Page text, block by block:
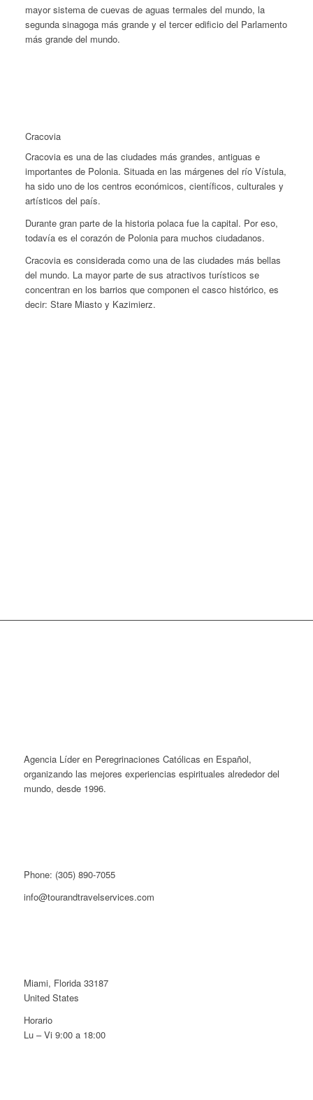
mayor sistema de cuevas de aguas termales del mundo, la
segunda sinagoga más grande y el tercer edificio del Parlamento
más grande del mundo. ​
Cracovia
Cracovia es una de las ciudades más grandes, antiguas e
importantes de Polonia. Situada en las márgenes del río Vístula,
ha sido uno de los centros económicos, científicos, culturales y
artísticos del país.
Durante gran parte de la historia polaca fue la capital. Por eso,
todavía es el corazón de Polonia para muchos ciudadanos.
Cracovia es considerada como una de las ciudades más bellas
del mundo. La mayor parte de sus atractivos turísticos se
concentran en los barrios que componen el casco histórico, es
decir: Stare Miasto y Kazimierz.
Agencia Líder en Peregrinaciones Católicas en Español,
organizando las mejores experiencias espirituales alrededor del
mundo, desde 1996.
Phone: (305) 890-7055
info@tourandtravelservices.com
Miami, Florida 33187
United States
Horario
Lu – Vi 9:00 a 18:00